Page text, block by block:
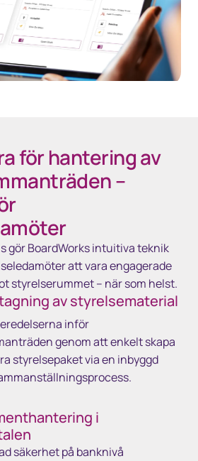
för hantering av
–
gör BoardWorks intuitiva teknik
att vara engagerade
styrelserummet – när som helst.
av styrelsematerial
inför
genom att enkelt skapa
styrelsepaket via en inbyggd
i
säkerhet på banknivå